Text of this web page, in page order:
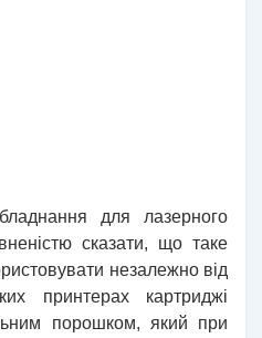
для лазерного
сказати, що таке
незалежно від
принтерах картриджі
порошком, який при